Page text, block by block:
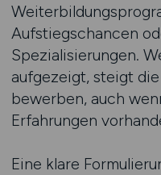
Aufstiegschancen
Spezialisierungen.
aufgezeigt, steigt
bewerben, auch
Erfahrungen
Eine klare